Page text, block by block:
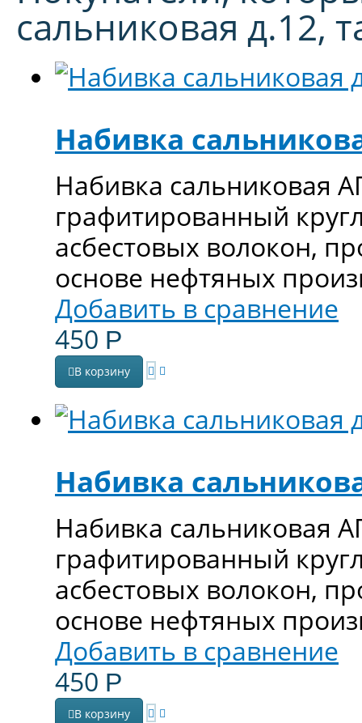
сальниковая д.12,
Набивка
Набивка сальниковая
графитированный
асбестовых волокон,
основе нефтяных
Добавить в сравнение
450 Р
В корзину
Набивка
Набивка сальниковая
графитированный
асбестовых волокон,
основе нефтяных
Добавить в сравнение
450 Р
В корзину